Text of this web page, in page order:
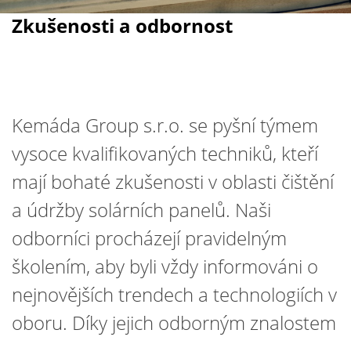
Zkušenosti a odbornost
Kemáda Group s.r.o. se pyšní týmem
vysoce kvalifikovaných techniků, kteří
mají bohaté zkušenosti v oblasti čištění
a údržby solárních panelů. Naši
odborníci procházejí pravidelným
školením, aby byli vždy informováni o
nejnovějších trendech a technologiích v
oboru. Díky jejich odborným znalostem